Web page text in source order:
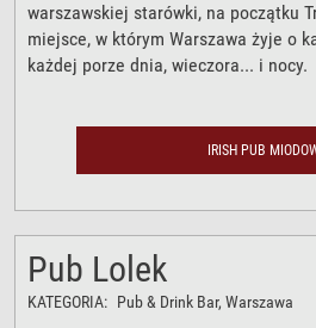
warszawskiej starówki, na początku
miejsce, w którym Warszawa żyje o
każdej porze dnia, wieczora... i nocy.
IRISH PUB
Pub Lolek
KATEGORIA: Pub & Drink Bar, Warszawa